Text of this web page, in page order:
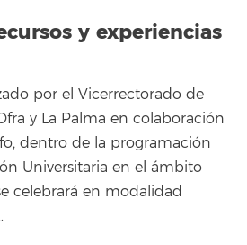
y experiencias
por el Vicerrectorado de
y La Palma en colaboración
dentro de la programación
Universitaria en el ámbito
celebrará en modalidad